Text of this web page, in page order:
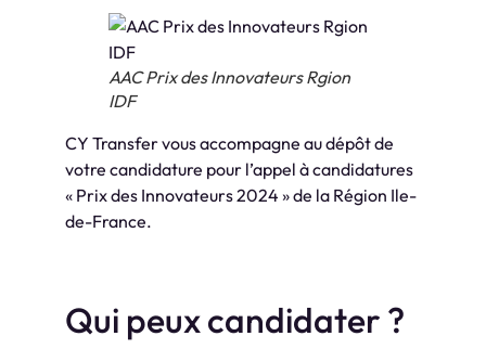
AAC Prix des Innovateurs Rgion
IDF
CY Transfer vous accompagne au dépôt de
votre candidature pour l’appel à candidatures
« Prix des Innovateurs 2024 » de la Région Ile-
de-France.
Qui peux candidater ?